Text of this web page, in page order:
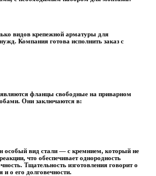
видов крепежной арматуры для
Компания готова исполнить заказ с
фланцы свободные на приварном
Они заключаются в:
особый вид стали — с кремнием, который не
что обеспечивает однородность
Тщательность изготовления говорит о
и о его долговечности.